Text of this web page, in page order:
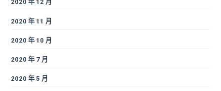
2020 年 12 月
2020 年 11 月
2020 年 10 月
2020 年 7 月
2020 年 5 月